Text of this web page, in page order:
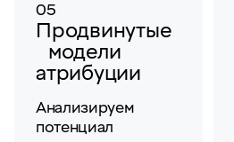
05
Продвинутые
модели
атрибуции
Анализируем
потенциал